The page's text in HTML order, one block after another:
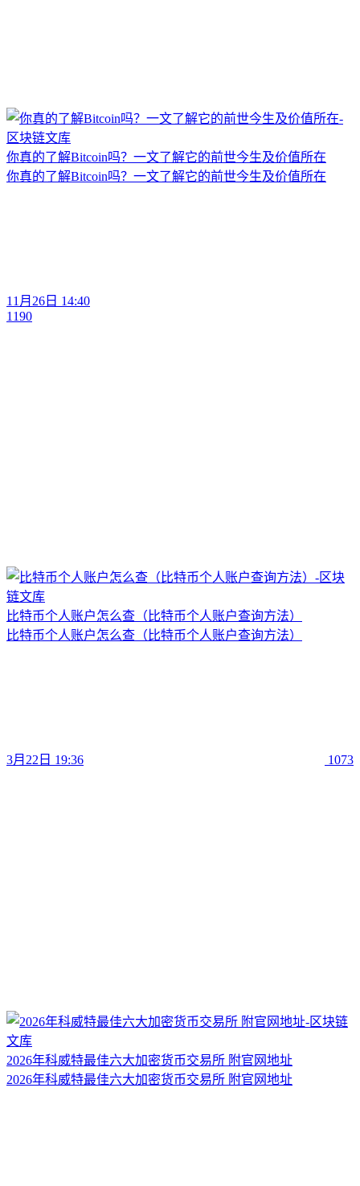
你真的了解Bitcoin吗？一文了解它的前世今生及价值所在
你真的了解Bitcoin吗？一文了解它的前世今生及价值所在
11月26日 14:40
1190
比特币个人账户怎么查（比特币个人账户查询方法）
比特币个人账户怎么查（比特币个人账户查询方法）
3月22日 19:36 1073
2026年科威特最佳六大加密货币交易所 附官网地址
2026年科威特最佳六大加密货币交易所 附官网地址